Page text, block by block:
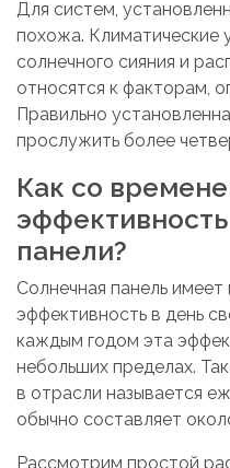
Для систем,
похожа. Климатические
солнечного сияния и
относятся к факторам,
Правильно
прослужить более
Как со
панели?
Солнечная панель
эффективность в день
каждым годом эта
небольших пределах.
в отрасли называется
обычно составляет
Рассмотрим простой